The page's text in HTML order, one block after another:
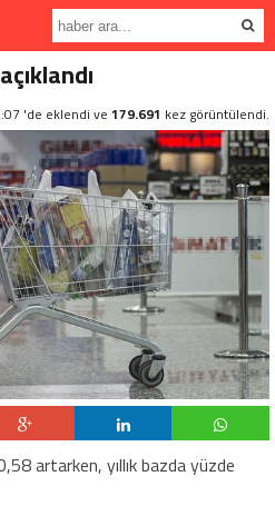
'de eklendi ve 179.691 kez görüntülendi.
artarken, yıllık bazda yüzde